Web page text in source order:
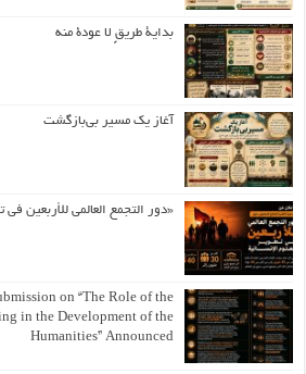
بداية طريقٍ لا عودة منه
آغاز یک مسیر بی‌بازگشت
«دور التجمع العالمي للأربعين في
on “The Role of the
in the Development of the
Humanities” Announced